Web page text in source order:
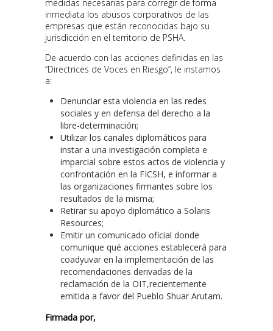
medidas necesarias para corregir de forma
inmediata los abusos corporativos de las
empresas que están reconocidas bajo su
jurisdicción en el territorio de PSHA.
De acuerdo con las acciones definidas en las
“Directrices de Voces en Riesgo”, le instamos
a:
Denunciar esta violencia en las redes
sociales y en defensa del derecho a la
libre-determinación;
Utilizar los canales diplomáticos para
instar a una investigación completa e
imparcial sobre estos actos de violencia y
confrontación en la FICSH, e informar a
las organizaciones firmantes sobre los
resultados de la misma;
Retirar su apoyo diplomático a Solaris
Resources;
Emitir un comunicado oficial donde
comunique qué acciones establecerá para
coadyuvar en la implementación de las
recomendaciones derivadas de la
reclamación de la OIT,recientemente
emitida a favor del Pueblo Shuar Arutam.
Firmada por,